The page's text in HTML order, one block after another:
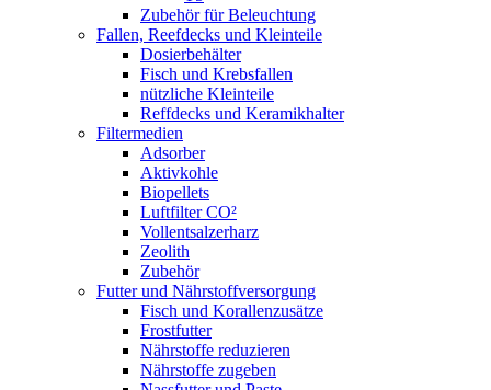
Zubehör für Beleuchtung
Fallen, Reefdecks und Kleinteile
Dosierbehälter
Fisch und Krebsfallen
nützliche Kleinteile
Reffdecks und Keramikhalter
Filtermedien
Adsorber
Aktivkohle
Biopellets
Luftfilter CO²
Vollentsalzerharz
Zeolith
Zubehör
Futter und Nährstoffversorgung
Fisch und Korallenzusätze
Frostfutter
Nährstoffe reduzieren
Nährstoffe zugeben